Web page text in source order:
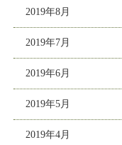
2019年8月
2019年7月
2019年6月
2019年5月
2019年4月